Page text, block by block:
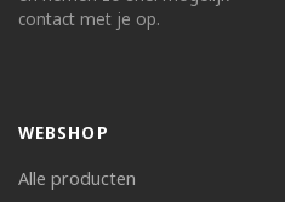
contact met je op.
WEBSHOP
Alle producten